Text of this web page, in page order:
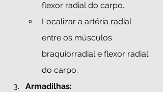
flexor radial do carpo.
Localizar a artéria radial
entre os músculos
braquiorradial e flexor radial
do carpo.
Armadilhas: